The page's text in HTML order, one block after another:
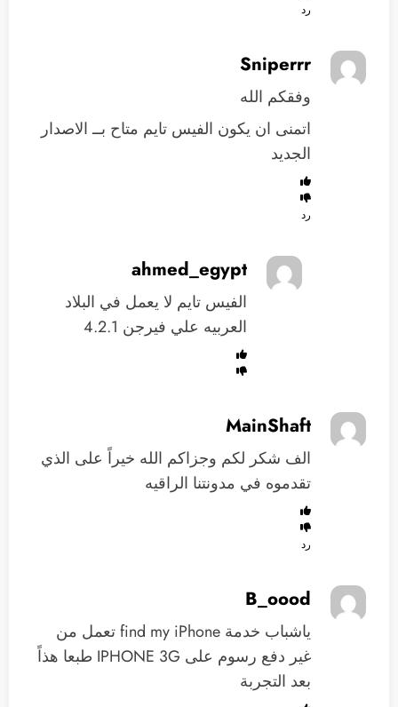
رد
Sniperrr
وفقكم الله
اتمنى ان يكون الفيس تايم متاح بــ الاصدار
الجديد
رد
ahmed_egypt
الفيس تايم لا يعمل في البلاد
العربيه علي فيرجن 4.2.1
MainShaft
الف شكر لكم وجزاكم الله خيراً على الذي
تقدموه في مدونتنا الراقيه
رد
B_oood
ياشباب خدمة find my iPhone تعمل من
غير دفع رسوم على IPHONE 3G طبعا هذاً
بعد التجربة